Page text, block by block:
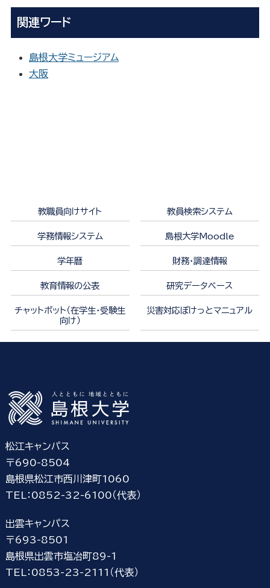
関連ワード
島根大学ミュージアム
大阪
教職員向けサイト 教員検索システム
学務情報システム 島根大学Moodle
学年暦 財務・調達情報
教育情報の公表 研究データベース
チャットボット（在学生・受験生
向け）
災害対応ぽけっとマニュアル
松江キャンパス
〒690-8504
島根県松江市西川津町1060
TEL：0852-32-6100（代表）
出雲キャンパス
〒693-8501
島根県出雲市塩冶町89-1
TEL：0853-23-2111（代表）